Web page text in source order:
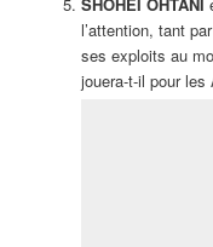
l’attention, tant
ses exploits au
jouera-t-il pour les